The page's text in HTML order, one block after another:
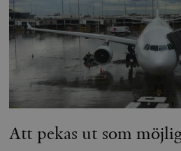
Att pekas ut som